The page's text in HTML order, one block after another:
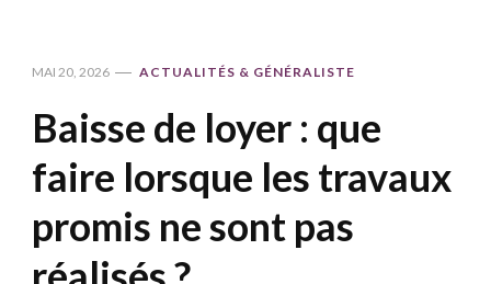
MAI 20, 2026 ACTUALITÉS & GÉNÉRALISTE
Baisse de loyer : que
faire lorsque les travaux
promis ne sont pas